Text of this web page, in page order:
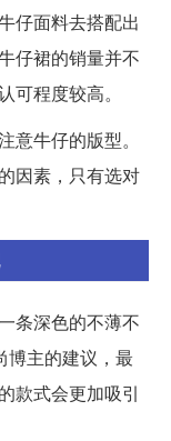
仔面料去搭配出
仔裙的销量并不
程度较高。
牛仔的版型。
因素，只有选对
条深色的不薄不
博主的建议，最
款式会更加吸引